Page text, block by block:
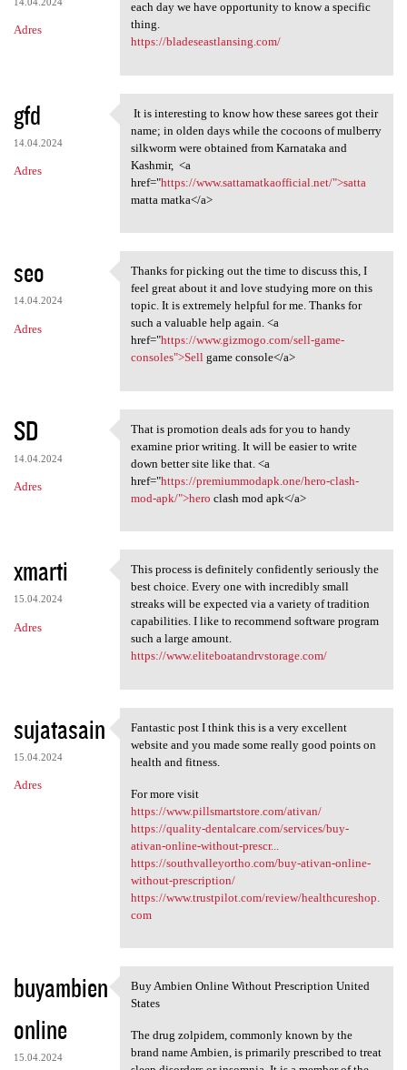
z
e
Adres
each day we have opportunity to know a specific
thing.
https://bladeseastlansing.com/
gfd
14.04.2024
Adres
It is interesting to know
It is interesting to know how these sarees got their
name; in olden days while the cocoons of mulberry
silkworm were obtained from Karnataka and
Kashmir, <a
href="https://www.sattamatkaofficial.net/">satta
matta matka</a>
seo
14.04.2024
Adres
Thanks for picking out the
Thanks for picking out the time to discuss this, I
feel great about it and love studying more on this
topic. It is extremely helpful for me. Thanks for
such a valuable help again. <a
href="https://www.gizmogo.com/sell-game-
consoles">Sellgame console</a>
SD
14.04.2024
Adres
That is promotion deals ads
That is promotion deals ads for you to handy
examine prior writing. It will be easier to write
down better site like that. <a
href="https://premiummodapk.one/hero-clash-
mod-apk/">hero clash mod apk</a>
xmarti
15.04.2024
Adres
This process is definitely
This process is definitely confidently seriously the
best choice. Every one with incredibly small
streaks will be expected via a variety of tradition
capabilities. I like to recommend software program
such a large amount.
https://www.eliteboatandrvstorage.com/
sujatasain
15.04.2024
Adres
Fantastic post I think this
Fantastic post I think this is a very excellent
website and you made some really good points on
health and fitness.
For more visit
https://www.pillsmartstore.com/ativan/
https://quality-dentalcare.com/services/buy-
ativan-online-without-prescr...
https://southvalleyortho.com/buy-ativan-online-
without-prescription/
https://www.trustpilot.com/review/healthcureshop.
com
buyambien
online
15.04.2024
Buy Ambien Online Without
Buy Ambien Online Without Prescription United
States
The drug zolpidem, commonly known by the
brand name Ambien, is primarily prescribed to treat